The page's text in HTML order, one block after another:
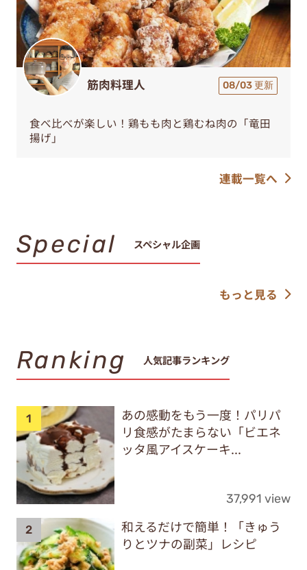
筋肉料理人 08/03 更新
食べ比べが楽しい！鶏もも肉と鶏むね肉の「竜田
揚げ」
連載一覧へ
Special スペシャル企画
もっと見る
Ranking 人気記事ランキング
あの感動をもう一度！パリパ
リ食感がたまらない「ビエネ
ッタ風アイスケーキ...
37,991 view
和えるだけで簡単！「きゅう
りとツナの副菜」レシピ